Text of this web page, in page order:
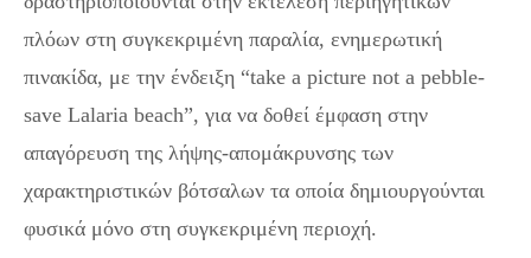
πλόων στη συγκεκριμένη παραλία, ενημερωτική
πινακίδα, με την ένδειξη “take a picture not a pebble-
save Lalaria beach”, για να δοθεί έμφαση στην
απαγόρευση της λήψης-απομάκρυνσης των
χαρακτηριστικών βότσαλων τα οποία δημιουργούνται
φυσικά μόνο στη συγκεκριμένη περιοχή.